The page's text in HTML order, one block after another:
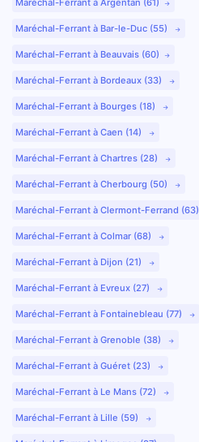
Maréchal-Ferrant à Argentan (61)
Maréchal-Ferrant à Bar-le-Duc (55)
Maréchal-Ferrant à Beauvais (60)
Maréchal-Ferrant à Bordeaux (33)
Maréchal-Ferrant à Bourges (18)
Maréchal-Ferrant à Caen (14)
Maréchal-Ferrant à Chartres (28)
Maréchal-Ferrant à Cherbourg (50)
Maréchal-Ferrant à Clermont-Ferrand (63)
Maréchal-Ferrant à Colmar (68)
Maréchal-Ferrant à Dijon (21)
Maréchal-Ferrant à Evreux (27)
Maréchal-Ferrant à Fontainebleau (77)
Maréchal-Ferrant à Grenoble (38)
Maréchal-Ferrant à Guéret (23)
Maréchal-Ferrant à Le Mans (72)
Maréchal-Ferrant à Lille (59)